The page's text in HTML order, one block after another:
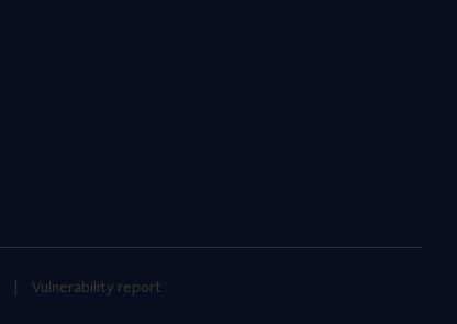
Vulnerability report